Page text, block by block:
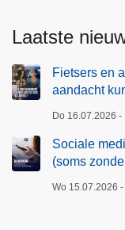
Laatste
Fietsers en
aandacht
Do 16.07.2026 -
Sociale
(soms
Wo 15.07.2026